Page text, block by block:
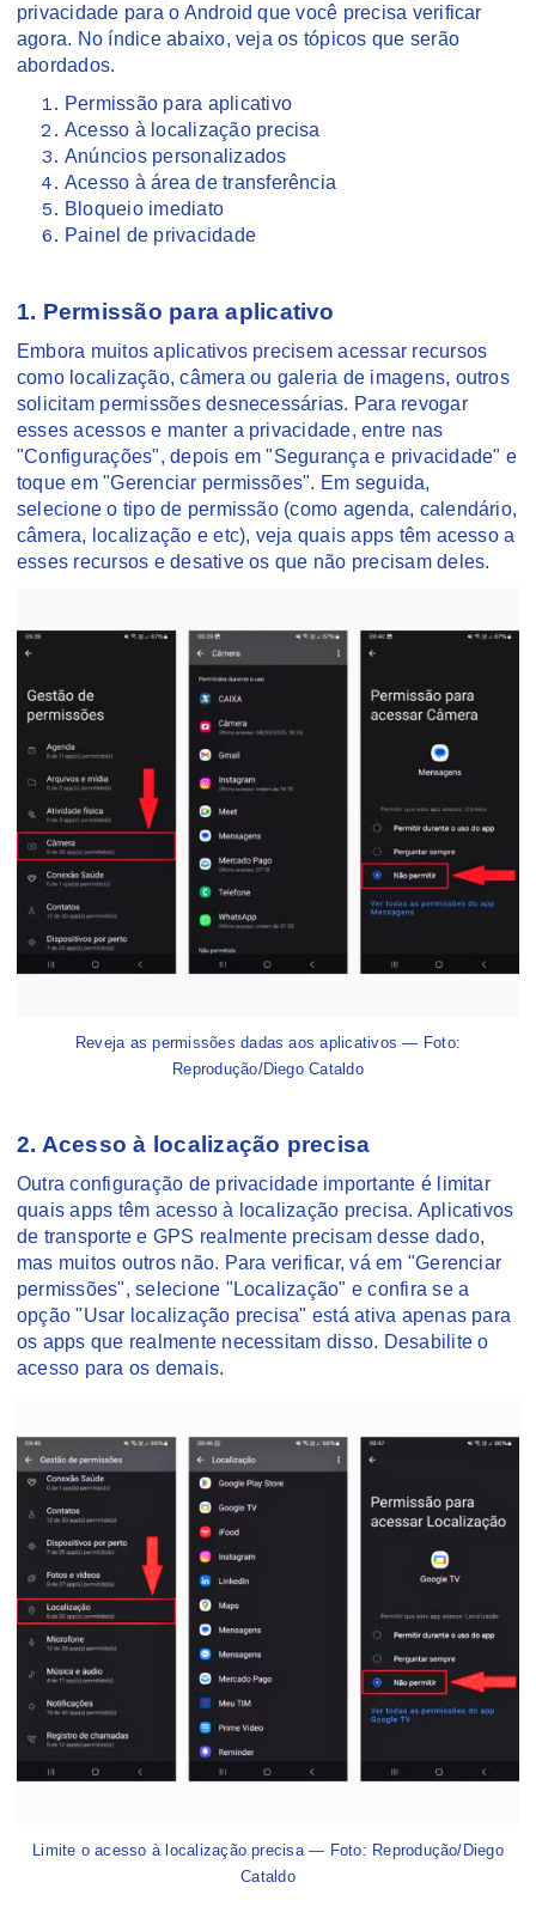
privacidade para o Android que você precisa verificar
agora. No índice abaixo, veja os tópicos que serão
abordados.
Permissão para aplicativo
Acesso à localização precisa
Anúncios personalizados
Acesso à área de transferência
Bloqueio imediato
Painel de privacidade
1. Permissão para aplicativo
Embora muitos aplicativos precisem acessar recursos
como localização, câmera ou galeria de imagens, outros
solicitam permissões desnecessárias. Para revogar
esses acessos e manter a privacidade, entre nas
"Configurações", depois em "Segurança e privacidade" e
toque em "Gerenciar permissões". Em seguida,
selecione o tipo de permissão (como agenda, calendário,
câmera, localização e etc), veja quais apps têm acesso a
esses recursos e desative os que não precisam deles.
Reveja as permissões dadas aos aplicativos — Foto:
Reprodução/Diego Cataldo
2. Acesso à localização precisa
Outra configuração de privacidade importante é limitar
quais apps têm acesso à localização precisa. Aplicativos
de transporte e GPS realmente precisam desse dado,
mas muitos outros não. Para verificar, vá em "Gerenciar
permissões", selecione "Localização" e confira se a
opção "Usar localização precisa" está ativa apenas para
os apps que realmente necessitam disso. Desabilite o
acesso para os demais.
Limite o acesso à localização precisa — Foto: Reprodução/Diego
Cataldo